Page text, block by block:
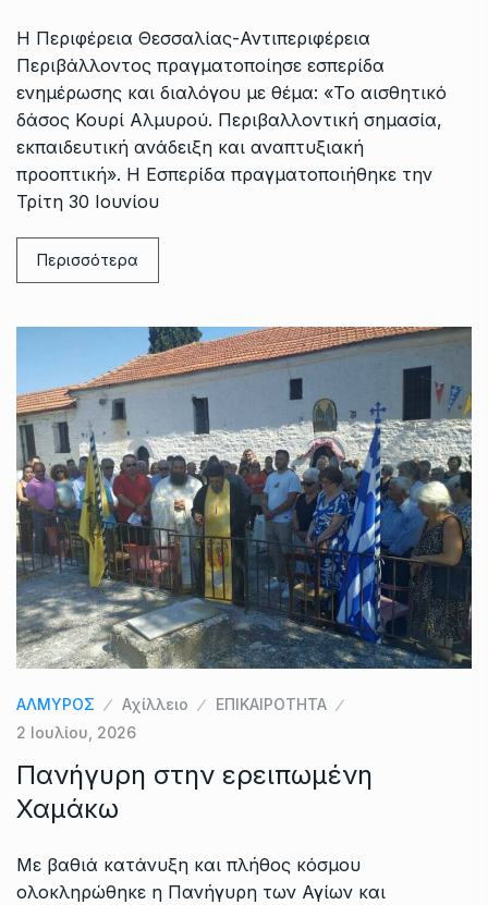
Η Περιφέρεια Θεσσαλίας-Αντιπεριφέρεια
Περιβάλλοντος πραγματοποίησε εσπερίδα
ενημέρωσης και διαλόγου με θέμα: «Το αισθητικό
δάσος Κουρί Αλμυρού. Περιβαλλοντική σημασία,
εκπαιδευτική ανάδειξη και αναπτυξιακή
προοπτική». Η Εσπερίδα πραγματοποιήθηκε την
Τρίτη 30 Ιουνίου
Περισσότερα
ΑΛΜΥΡΟΣ Αχίλλειο
ΕΠΙΚΑΙΡΟΤΗΤΑ
2 Ιουλίου, 2026
Πανήγυρη στην ερειπωμένη
Χαμάκω
Με βαθιά κατάνυξη και πλήθος κόσμου
ολοκληρώθηκε η Πανήγυρη των Αγίων και